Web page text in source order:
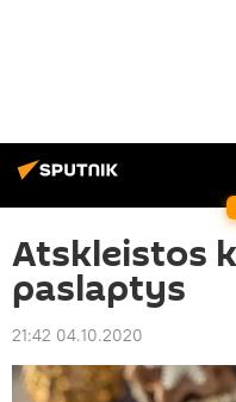
Atskleistos
paslaptys
21:42 04.10.2020